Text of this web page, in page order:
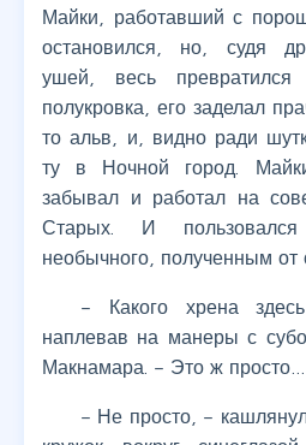
Майки, работавший с
остановился, но, судя
ушей, весь
полукровка, его заделал
то альв, и, видно ради
ту в Ночной город.
забывал и работал на
Старых. И
необычного, полученным от
– Какого хрена
наплевав на манеры с
Макнамара. – Это ж просто…
– Не просто, –